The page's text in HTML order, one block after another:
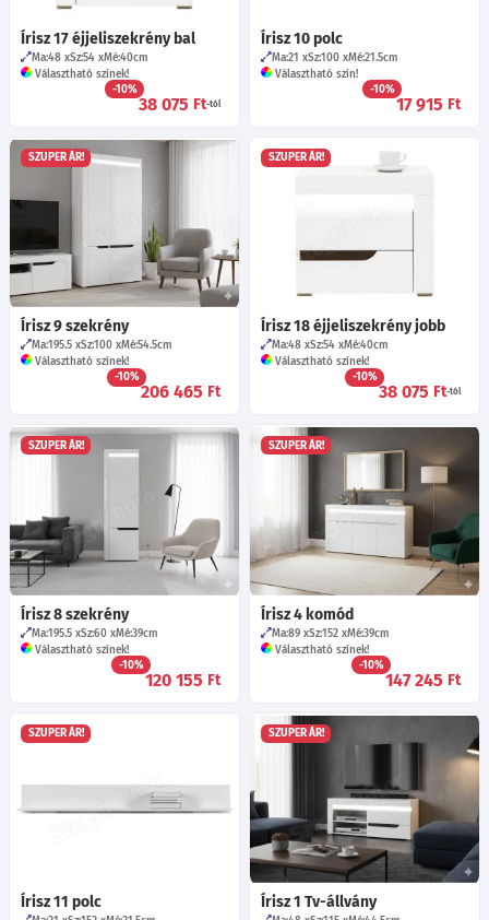
Írisz 17 éjjeliszekrény bal
Ma:48 Sz:54 Mé:40cm
Választható színek!
-10%
38 075 Ft-tól
Írisz 10 polc
Ma:21 Sz:100 Mé:21.5cm
Választható szín!
-10%
17 915 Ft
SZUPER ÁR!
Írisz 9 szekrény
Ma:195.5 Sz:100 Mé:54.5cm
Választható színek!
-10%
206 465 Ft
SZUPER ÁR!
Írisz 18 éjjeliszekrény jobb
Ma:48 Sz:54 Mé:40cm
Választható színek!
-10%
38 075 Ft-tól
SZUPER ÁR!
Írisz 8 szekrény
Ma:195.5 Sz:60 Mé:39cm
Választható színek!
-10%
120 155 Ft
SZUPER ÁR!
Írisz 4 komód
Ma:89 Sz:152 Mé:39cm
Választható színek!
-10%
147 245 Ft
SZUPER ÁR!
Írisz 11 polc
SZUPER ÁR!
Írisz 1 Tv-állvány